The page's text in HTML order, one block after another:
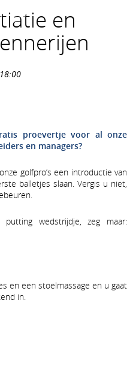
en
proevertje voor al onze
en managers?
golfpro’s een introductie van
balletjes slaan. Vergis u niet,
wedstrijdje, zeg maar:
en een stoelmassage en u gaat
in.